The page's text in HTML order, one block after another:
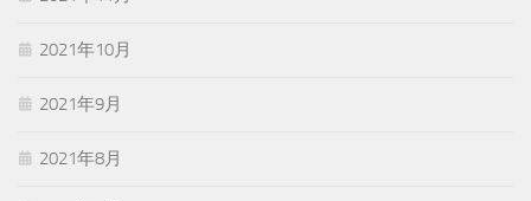
2021年10月
2021年9月
2021年8月